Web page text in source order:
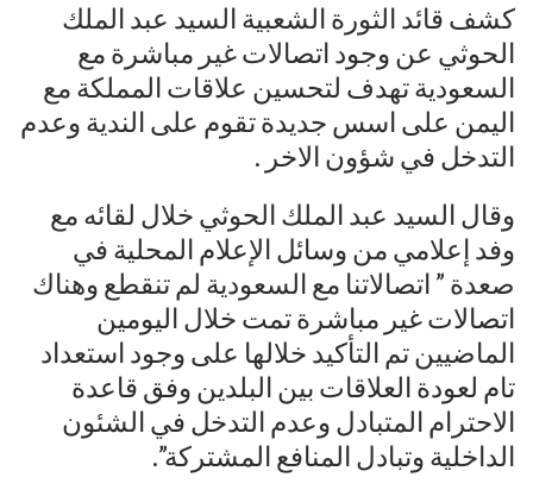
كشف قائد الثورة الشعبية السيد عبد الملك
الحوثي عن وجود اتصالات غير مباشرة مع
السعودية تهدف لتحسين علاقات المملكة مع
اليمن على اسس جديدة تقوم على الندية وعدم
التدخل في شؤون الاخر .
وقال السيد عبد الملك الحوثي خلال لقائه مع
وفد إعلامي من وسائل الإعلام المحلية في
صعدة ” اتصالاتنا مع السعودية لم تنقطع وهناك
اتصالات غير مباشرة تمت خلال اليومين
الماضيين تم التأكيد خلالها على وجود استعداد
تام لعودة العلاقات بين البلدين وفق قاعدة
الاحترام المتبادل وعدم التدخل في الشئون
الداخلية وتبادل المنافع المشتركة”.